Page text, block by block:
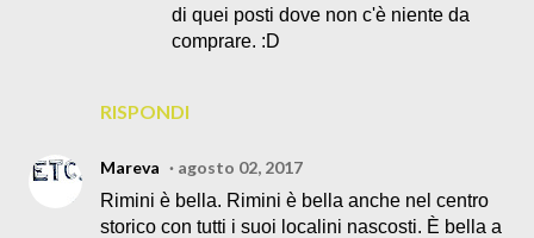
RISPONDI
di quei posti dove non c'è niente da
comprare. :D
Mareva
agosto 02, 2017
Rimini è bella. Rimini è bella anche nel centro
storico con tutti i suoi localini nascosti. È bella a